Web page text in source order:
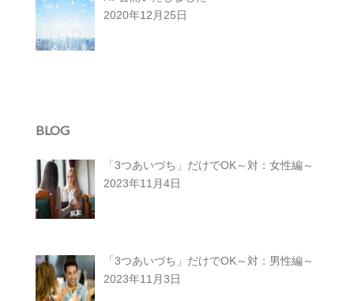
2020年12月25日
BLOG
「3つあいづち」だけでOK～対：女性編～
2023年11月4日
「3つあいづち」だけでOK～対：男性編～
2023年11月3日